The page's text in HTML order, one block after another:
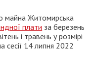
майна Житомирська
плати за березень
і травень у розмірі
сесії 14 липня 2022